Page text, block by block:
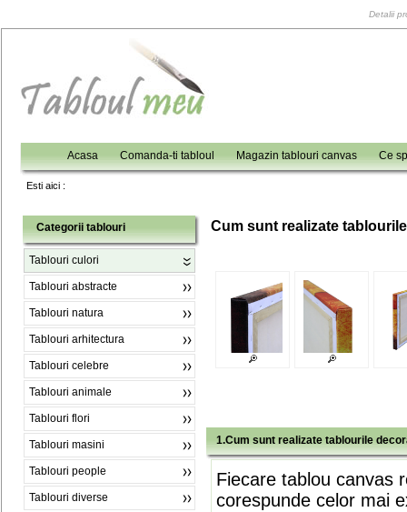
Detalii
Acasa Comanda-ti tabloul Magazin tablouri canvas Ce
Esti aici :
Categorii tablouri
Tablouri culori
Tablouri abstracte
Tablouri natura
Tablouri arhitectura
Tablouri celebre
Tablouri animale
Tablouri flori
Tablouri masini
Tablouri people
Tablouri diverse
Cum sunt realizate
1.Cum sunt realizate tablourile
Fiecare tablou canvas
corespunde celor mai